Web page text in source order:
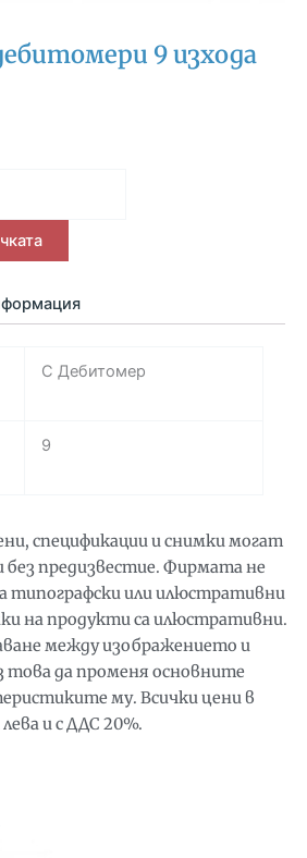
9 изхода
С Дебитомер
9
спецификации и снимки могат
предизвестие. Фирмата не
типографски или илюстративни
на продукти са илюстративни.
между изображението и
това да променя основните
му. Всички цени в
и с ДДС 20%.